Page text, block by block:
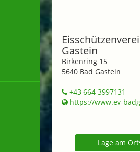
Gastein
Birkenring 15
5640 Bad Gastein
+43 664 3997131
https://www.ev-
Lage am